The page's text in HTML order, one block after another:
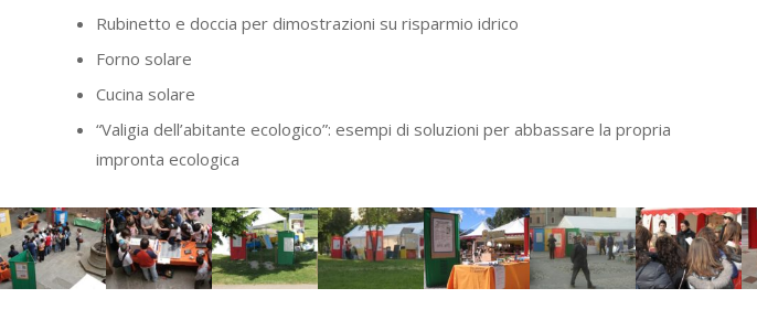
Rubinetto e doccia per dimostrazioni su risparmio idrico
Forno solare
Cucina solare
“Valigia dell’abitante ecologico”: esempi di soluzioni per abbassare la propria
impronta ecologica